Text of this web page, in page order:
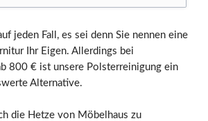
jeden Fall, es sei denn Sie nennen eine
Ihr Eigen. Allerdings bei
800 € ist unsere Polsterreinigung ein
Alternative.
die Hetze von Möbelhaus zu